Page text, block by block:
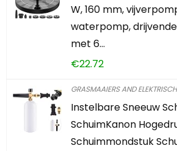
W, 160 mm,
waterpomp,
met 6…
€22.72
GRASMAAIERS AND
Instelbare Sneeuw
SchuimKanon
Schuimmondstuk